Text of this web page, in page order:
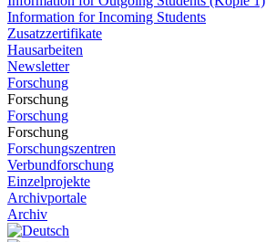
Information for Incoming Students
Zusatzzertifikate
Hausarbeiten
Newsletter
Forschung
Forschung
Forschung
Forschung
Forschungszentren
Verbundforschung
Einzelprojekte
Archivportale
Archiv